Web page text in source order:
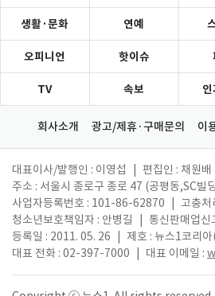
생활·문화 연예
오피니언 핫이슈
TV 속보
회사소개 광고/제휴·구매문의 이
대표이사/발행인 : 이영섭 편집인 : 채원배
주소 : 서울시 종로구 종로 47 (공평동,SC빌
사업자등록번호 : 101-86-62870
고충처
청소년보호책임자 : 안병길
통신판매업신
등록일 : 2011. 05. 26
제호 : 뉴스1코리
대표 전화 : 02-397-7000
대표 이메일 :